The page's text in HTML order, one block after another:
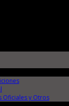
Oficiales y Otros